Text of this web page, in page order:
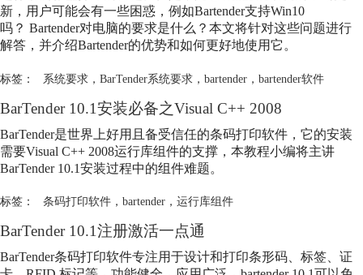
新，用户可能会有一些困惑，例如Bartender支持Win10
吗？ Bartender对电脑的要求是什么？本文将针对这些问题进行
解答，并介绍Bartender的优势和如何更好地使用它。
标签： 系统要求， BarTender系统要求， bartender， bartender软件
BarTender 10.1安装必备之Visual C++ 2008
BarTender是世界上好用且备受信任的条码打印软件，它的安装
需要Visual C++ 2008运行库组件的支撑，本教程小编将主讲
BarTender 10.1安装过程中的组件难题。
标签： 条码打印软件， bartender， 运行库组件
BarTender 10.1注册激活一点通
BarTender条码打印软件专注用于设计和打印条形码、标签、证